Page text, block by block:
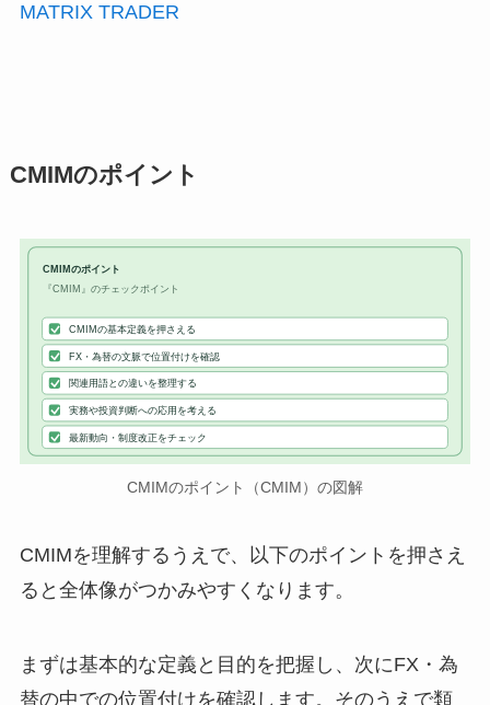
MATRIX TRADER
CMIMのポイント
CMIMのポイント
『CMIM』のチェックポイント
CMIMの基本定義を押さえる
FX・為替の文脈で位置付けを確認
関連用語との違いを整理する
実務や投資判断への応用を考える
最新動向・制度改正をチェック
CMIMのポイント（CMIM）の図解
CMIMを理解するうえで、以下のポイントを押さえ
ると全体像がつかみやすくなります。
まずは基本的な定義と目的を把握し、次にFX・為
替の中での位置付けを確認します。そのうえで類